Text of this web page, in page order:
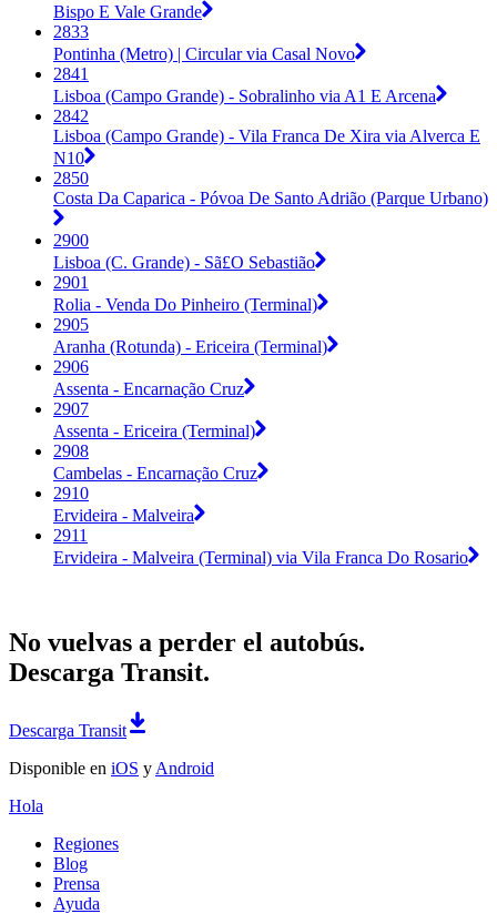
Bispo E Vale Grande
2833
Pontinha (Metro) | Circular via Casal Novo
2841
Lisboa (Campo Grande) - Sobralinho via A1 E Arcena
2842
Lisboa (Campo Grande) - Vila Franca De Xira via Alverca E
N10
2850
Costa Da Caparica - Póvoa De Santo Adrião (Parque Urbano)
2900
Lisboa (C. Grande) - Sã£O Sebastião
2901
Rolia - Venda Do Pinheiro (Terminal)
2905
Aranha (Rotunda) - Ericeira (Terminal)
2906
Assenta - Encarnação Cruz
2907
Assenta - Ericeira (Terminal)
2908
Cambelas - Encarnação Cruz
2910
Ervideira - Malveira
2911
Ervideira - Malveira (Terminal) via Vila Franca Do Rosario
No vuelvas a perder el autobús.
Descarga Transit.
Descarga Transit
Disponible en iOS y Android
Hola
Regiones
Blog
Prensa
Ayuda